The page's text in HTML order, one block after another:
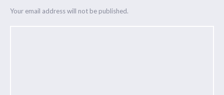
Your email address will not be published.